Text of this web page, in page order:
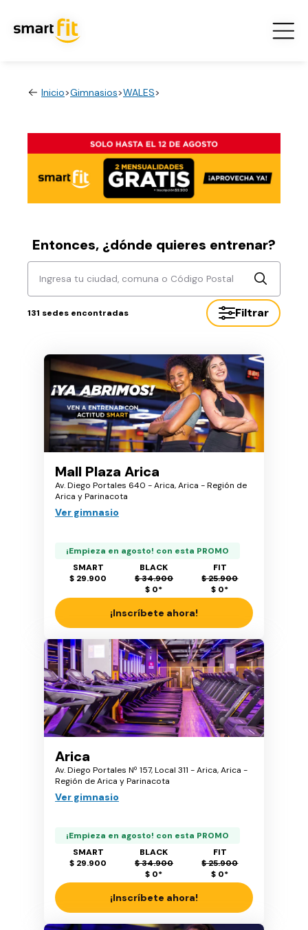
Inicio>Gimnasios>WALES>
Entonces, ¿dónde quieres entrenar?
Ingresa tu ciudad, comuna o Código Postal
131 sedes encontradas Filtrar
Mall Plaza Arica
Av. Diego Portales 640 - Arica, Arica - Región de
Arica y Parinacota
Ver gimnasio
¡Empieza en agosto! con esta PROMO
SMART
$ 29.900
BLACK
$ 34.900
$ 0*
FIT
$ 25.900
$ 0*
¡Inscríbete ahora!
Arica
Av. Diego Portales Nº 157, Local 311 - Arica, Arica -
Región de Arica y Parinacota
Ver gimnasio
¡Empieza en agosto! con esta PROMO
SMART
$ 29.900
BLACK
$ 34.900
$ 0*
FIT
$ 25.900
$ 0*
¡Inscríbete ahora!